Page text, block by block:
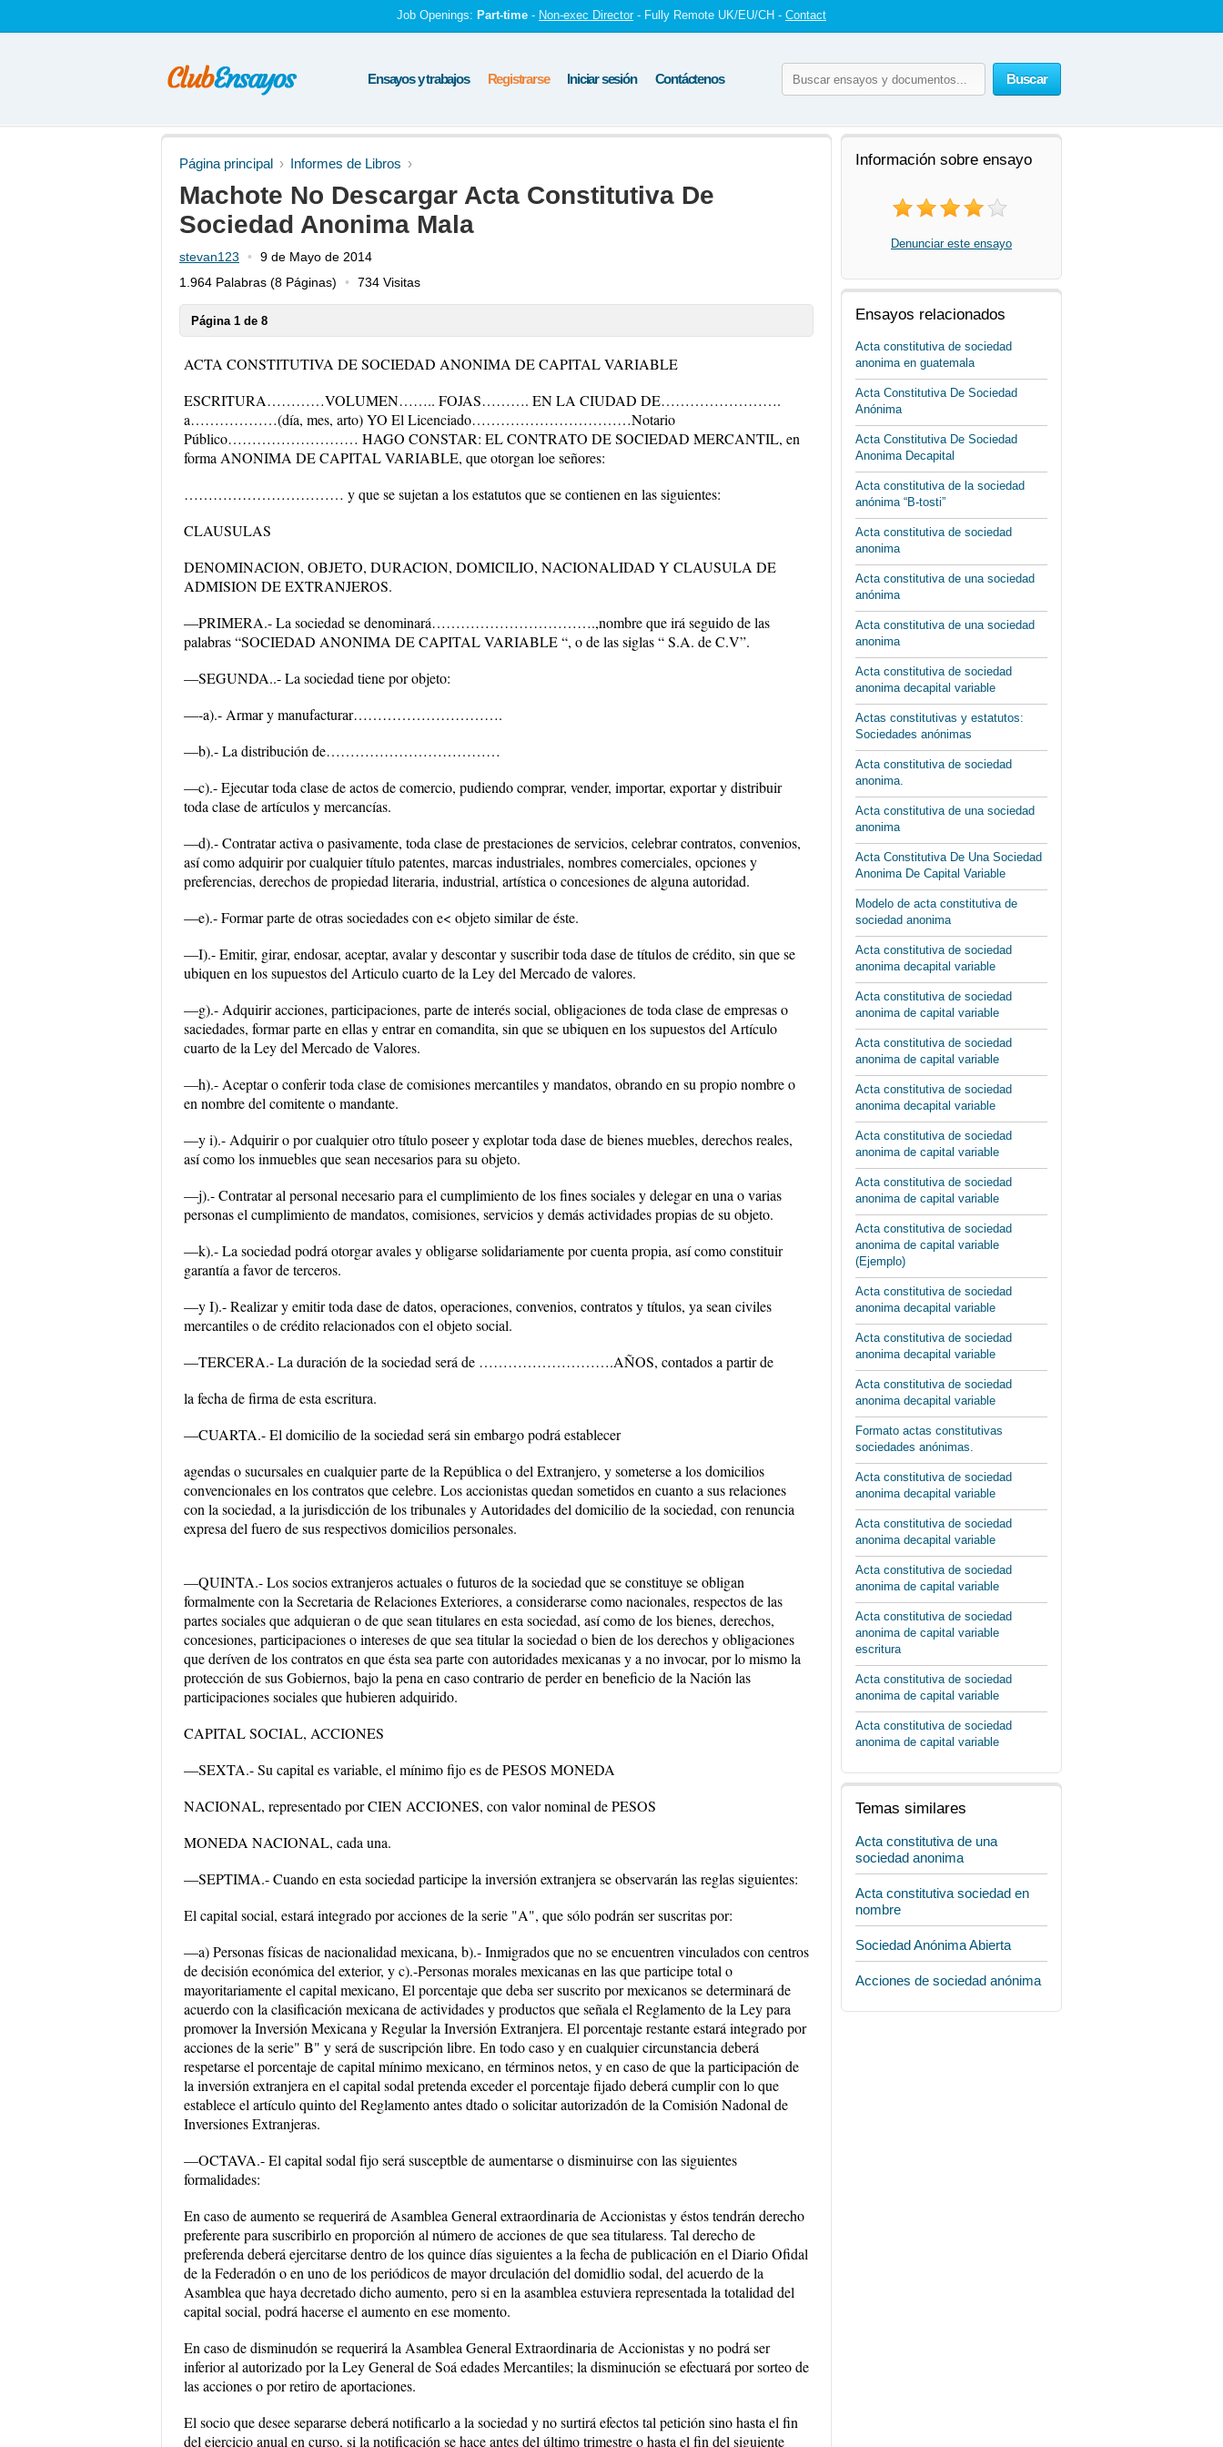
Job Openings: Part-time - Non-exec Director - Fully Remote UK/EU/CH - Contact
Buscar
Ensayos y trabajos Registrarse Iniciar sesión Contáctenos
Página principal Informes de Libros
Machote No Descargar Acta Constitutiva De
Sociedad Anonima Mala
stevan123
9 de Mayo de 2014
1.964 Palabras (8 Páginas) 734 Visitas
Página 1 de 8
ACTA CONSTITUTIVA DE SOCIEDAD ANONIMA DE CAPITAL VARIABLE
ESCRITURA…………VOLUMEN…….. FOJAS………. EN LA CIUDAD DE…………………….
a………………(día, mes, arto) YO El Licenciado……………………………Notario
Público……………………… HAGO CONSTAR: EL CONTRATO DE SOCIEDAD MERCANTIL, en
forma ANONIMA DE CAPITAL VARIABLE, que otorgan loe señores:
…………………………… y que se sujetan a los estatutos que se contienen en las siguientes:
CLAUSULAS
DENOMINACION, OBJETO, DURACION, DOMICILIO, NACIONALIDAD Y CLAUSULA DE
ADMISION DE EXTRANJEROS.
—PRIMERA.- La sociedad se denominará…………………………….,nombre que irá seguido de las
palabras “SOCIEDAD ANONIMA DE CAPITAL VARIABLE “, o de las siglas “ S.A. de C.V”.
—SEGUNDA..- La sociedad tiene por objeto:
—-a).- Armar y manufacturar………………………….
—b).- La distribución de………………………………
—c).- Ejecutar toda clase de actos de comercio, pudiendo comprar, vender, importar, exportar y distribuir
toda clase de artículos y mercancías.
—d).- Contratar activa o pasivamente, toda clase de prestaciones de servicios, celebrar contratos, convenios,
así como adquirir por cualquier título patentes, marcas industriales, nombres comerciales, opciones y
preferencias, derechos de propiedad literaria, industrial, artística o concesiones de alguna autoridad.
—e).- Formar parte de otras sociedades con e< objeto similar de éste.
—I).- Emitir, girar, endosar, aceptar, avalar y descontar y suscribir toda dase de títulos de crédito, sin que se
ubiquen en los supuestos del Articulo cuarto de la Ley del Mercado de valores.
—g).- Adquirir acciones, participaciones, parte de interés social, obligaciones de toda clase de empresas o
saciedades, formar parte en ellas y entrar en comandita, sin que se ubiquen en los supuestos del Artículo
cuarto de la Ley del Mercado de Valores.
—h).- Aceptar o conferir toda clase de comisiones mercantiles y mandatos, obrando en su propio nombre o
en nombre del comitente o mandante.
—y i).- Adquirir o por cualquier otro título poseer y explotar toda dase de bienes muebles, derechos reales,
así como los inmuebles que sean necesarios para su objeto.
—j).- Contratar al personal necesario para el cumplimiento de los fines sociales y delegar en una o varias
personas el cumplimiento de mandatos, comisiones, servicios y demás actividades propias de su objeto.
—k).- La sociedad podrá otorgar avales y obligarse solidariamente por cuenta propia, así como constituir
garantía a favor de terceros.
—y I).- Realizar y emitir toda dase de datos, operaciones, convenios, contratos y títulos, ya sean civiles
mercantiles o de crédito relacionados con el objeto social.
—TERCERA.- La duración de la sociedad será de ……………………….AÑOS, contados a partir de
la fecha de firma de esta escritura.
—CUARTA.- El domicilio de la sociedad será sin embargo podrá establecer
agendas o sucursales en cualquier parte de la República o del Extranjero, y someterse a los domicilios
convencionales en los contratos que celebre. Los accionistas quedan sometidos en cuanto a sus relaciones
con la sociedad, a la jurisdicción de los tribunales y Autoridades del domicilio de la sociedad, con renuncia
expresa del fuero de sus respectivos domicilios personales.
—QUINTA.- Los socios extranjeros actuales o futuros de la sociedad que se constituye se obligan
formalmente con la Secretaria de Relaciones Exteriores, a considerarse como nacionales, respectos de las
partes sociales que adquieran o de que sean titulares en esta sociedad, así como de los bienes, derechos,
concesiones, participaciones o intereses de que sea titular la sociedad o bien de los derechos y obligaciones
que deríven de los contratos en que ésta sea parte con autoridades mexicanas y a no invocar, por lo mismo la
protección de sus Gobiernos, bajo la pena en caso contrario de perder en beneficio de la Nación las
participaciones sociales que hubieren adquirido.
CAPITAL SOCIAL, ACCIONES
—SEXTA.- Su capital es variable, el mínimo fijo es de PESOS MONEDA
NACIONAL, representado por CIEN ACCIONES, con valor nominal de PESOS
MONEDA NACIONAL, cada una.
—SEPTIMA.- Cuando en esta sociedad participe la inversión extranjera se observarán las reglas siguientes:
El capital social, estará integrado por acciones de la serie "A", que sólo podrán ser suscritas por:
—a) Personas físicas de nacionalidad mexicana, b).- Inmigrados que no se encuentren vinculados con centros
de decisión económica del exterior, y c).-Personas morales mexicanas en las que participe total o
mayoritariamente el capital mexicano, El porcentaje que deba ser suscrito por mexicanos se determinará de
acuerdo con la clasificación mexicana de actividades y productos que señala el Reglamento de la Ley para
promover la Inversión Mexicana y Regular la Inversión Extranjera. El porcentaje restante estará integrado por
acciones de la serie" B" y será de suscripción libre. En todo caso y en cualquier circunstancia deberá
respetarse el porcentaje de capital mínimo mexicano, en términos netos, y en caso de que la participación de
la inversión extranjera en el capital sodal pretenda exceder el porcentaje fijado deberá cumplir con lo que
establece el artículo quinto del Reglamento antes dtado o solicitar autorizadón de la Comisión Nadonal de
Inversiones Extranjeras.
—OCTAVA.- El capital sodal fijo será susceptble de aumentarse o disminuirse con las siguientes
formalidades:
En caso de aumento se requerirá de Asamblea General extraordinaria de Accionistas y éstos tendrán derecho
preferente para suscribirlo en proporción al número de acciones de que sea titularess. Tal derecho de
preferenda deberá ejercitarse dentro de los quince días siguientes a la fecha de publicación en el Diario Ofidal
de la Federadón o en uno de los periódicos de mayor drculación del domidlio sodal, del acuerdo de la
Asamblea que haya decretado dicho aumento, pero si en la asamblea estuviera representada la totalidad del
capital social, podrá hacerse el aumento en ese momento.
En caso de disminudón se requerirá la Asamblea General Extraordinaria de Accionistas y no podrá ser
inferior al autorizado por la Ley General de Soá edades Mercantiles; la disminución se efectuará por sorteo de
las acciones o por retiro de aportaciones.
El socio que desee separarse deberá notificarlo a la sociedad y no surtirá efectos tal petición sino hasta el fin
del ejercicio anual en curso, si la notificación se hace antes del último trimestre o hasta el fin del siguiente
Información sobre ensayo
Denunciar este ensayo
Ensayos relacionados
Acta constitutiva de sociedad
anonima en guatemala
Acta Constitutiva De Sociedad
Anónima
Acta Constitutiva De Sociedad
Anonima Decapital
Acta constitutiva de la sociedad
anónima “B-tosti”
Acta constitutiva de sociedad
anonima
Acta constitutiva de una sociedad
anónima
Acta constitutiva de una sociedad
anonima
Acta constitutiva de sociedad
anonima decapital variable
Actas constitutivas y estatutos:
Sociedades anónimas
Acta constitutiva de sociedad
anonima.
Acta constitutiva de una sociedad
anonima
Acta Constitutiva De Una Sociedad
Anonima De Capital Variable
Modelo de acta constitutiva de
sociedad anonima
Acta constitutiva de sociedad
anonima decapital variable
Acta constitutiva de sociedad
anonima de capital variable
Acta constitutiva de sociedad
anonima de capital variable
Acta constitutiva de sociedad
anonima decapital variable
Acta constitutiva de sociedad
anonima de capital variable
Acta constitutiva de sociedad
anonima de capital variable
Acta constitutiva de sociedad
anonima de capital variable
(Ejemplo)
Acta constitutiva de sociedad
anonima decapital variable
Acta constitutiva de sociedad
anonima decapital variable
Acta constitutiva de sociedad
anonima decapital variable
Formato actas constitutivas
sociedades anónimas.
Acta constitutiva de sociedad
anonima decapital variable
Acta constitutiva de sociedad
anonima decapital variable
Acta constitutiva de sociedad
anonima de capital variable
Acta constitutiva de sociedad
anonima de capital variable
escritura
Acta constitutiva de sociedad
anonima de capital variable
Acta constitutiva de sociedad
anonima de capital variable
Temas similares
Acta constitutiva de una
sociedad anonima
Acta constitutiva sociedad en
nombre
Sociedad Anónima Abierta
Acciones de sociedad anónima